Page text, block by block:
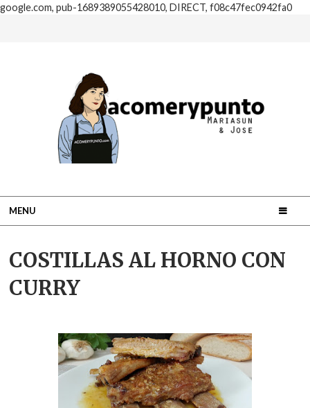
google.com, pub-1689389055428010, DIRECT, f08c47fec0942fa0
MENU
COSTILLAS AL HORNO CON
CURRY